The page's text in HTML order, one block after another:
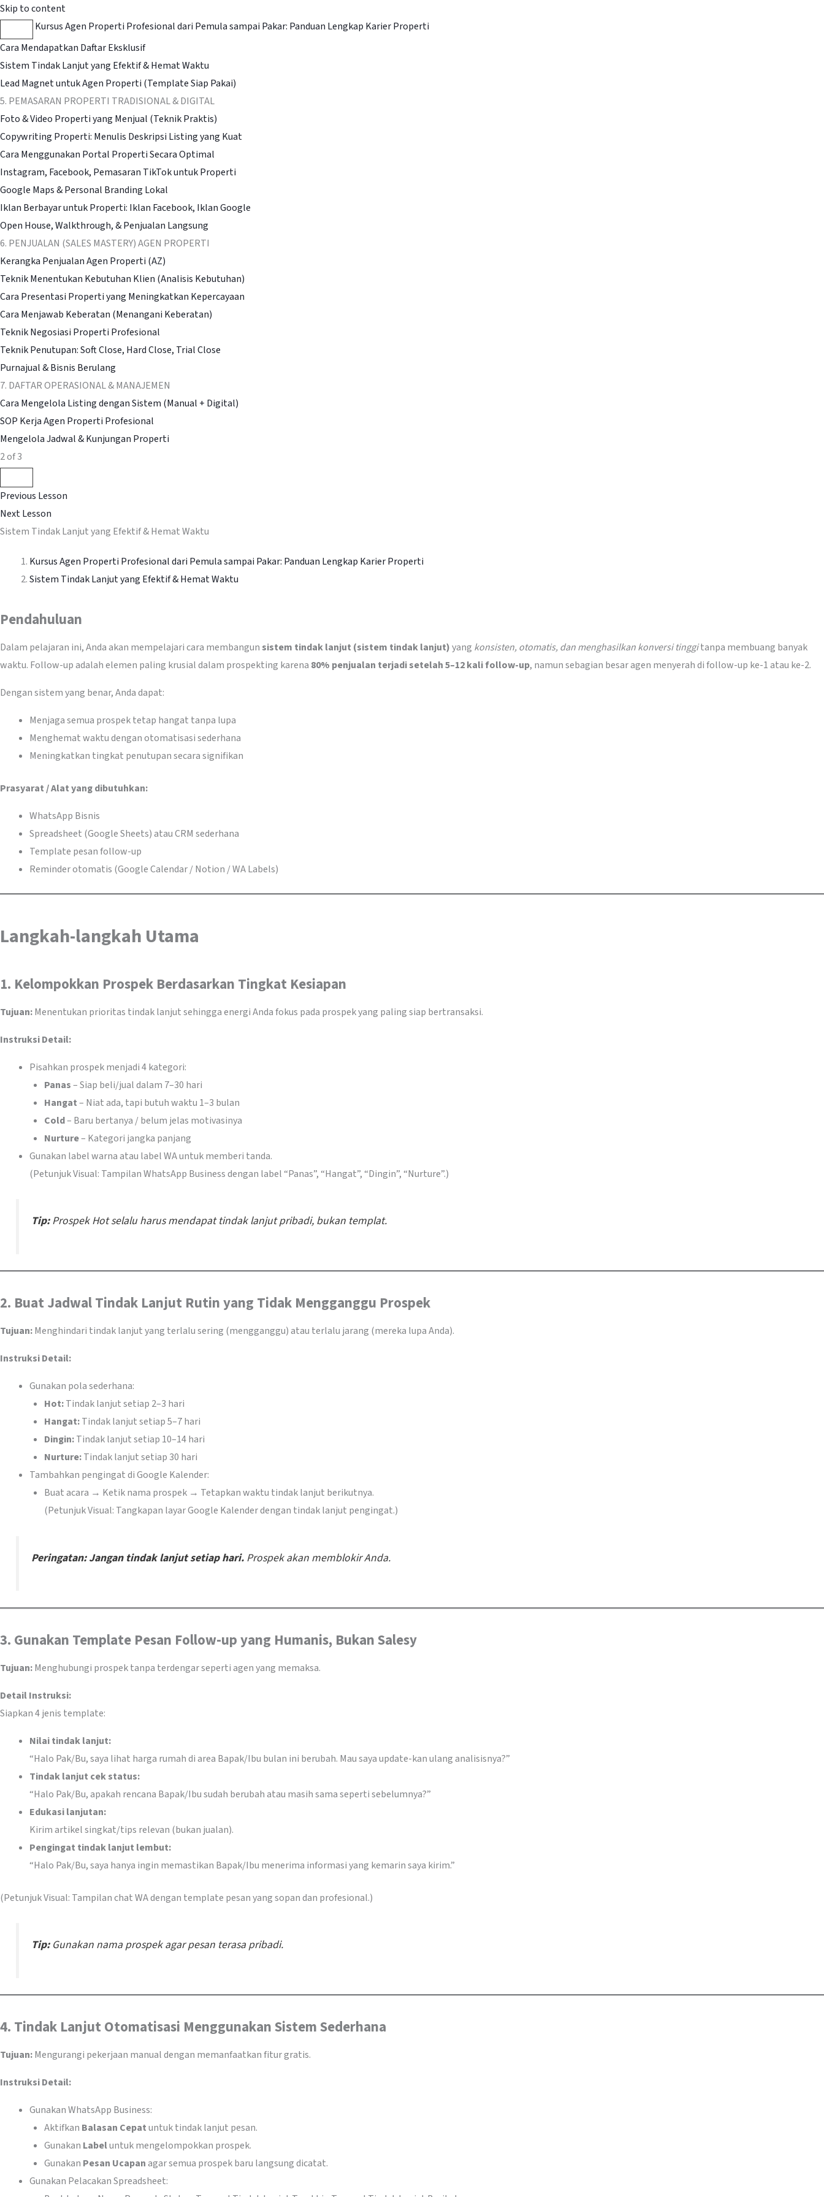
Skip to content
Kursus Agen Properti Profesional dari Pemula sampai Pakar: Panduan Lengkap Karier Properti
Cara Mendapatkan Daftar Eksklusif
Sistem Tindak Lanjut yang Efektif & Hemat Waktu
Lead Magnet untuk Agen Properti (Template Siap Pakai)
5. PEMASARAN PROPERTI TRADISIONAL & DIGITAL
Foto & Video Properti yang Menjual (Teknik Praktis)
Copywriting Properti: Menulis Deskripsi Listing yang Kuat
Cara Menggunakan Portal Properti Secara Optimal
Instagram, Facebook, Pemasaran TikTok untuk Properti
Google Maps & Personal Branding Lokal
Iklan Berbayar untuk Properti: Iklan Facebook, Iklan Google
Open House, Walkthrough, & Penjualan Langsung
6. PENJUALAN (SALES MASTERY) AGEN PROPERTI
Kerangka Penjualan Agen Properti (AZ)
Teknik Menentukan Kebutuhan Klien (Analisis Kebutuhan)
Cara Presentasi Properti yang Meningkatkan Kepercayaan
Cara Menjawab Keberatan (Menangani Keberatan)
Teknik Negosiasi Properti Profesional
Teknik Penutupan: Soft Close, Hard Close, Trial Close
Purnajual & Bisnis Berulang
7. DAFTAR OPERASIONAL & MANAJEMEN
Cara Mengelola Listing dengan Sistem (Manual + Digital)
SOP Kerja Agen Properti Profesional
Mengelola Jadwal & Kunjungan Properti
2 of 3
Previous Lesson
Next Lesson
Sistem Tindak Lanjut yang Efektif & Hemat Waktu
Kursus Agen Properti Profesional dari Pemula sampai Pakar: Panduan Lengkap Karier Properti
Sistem Tindak Lanjut yang Efektif & Hemat Waktu
Pendahuluan
Dalam pelajaran ini, Anda akan mempelajari cara membangun sistem tindak lanjut (sistem tindak lanjut)yang konsisten, otomatis, dan menghasilkan konversi tinggitanpa membuang banyak
waktu. Follow-up adalah elemen paling krusial dalam prospekting karena 80% penjualan terjadi setelah 5–12 kali follow-up, namun sebagian besar agen menyerah di follow-up ke-1 atau ke-2.
Dengan sistem yang benar, Anda dapat:
Menjaga semua prospek tetap hangat tanpa lupa
Menghemat waktu dengan otomatisasi sederhana
Meningkatkan tingkat penutupan secara signifikan
Prasyarat / Alat yang dibutuhkan:
WhatsApp Bisnis
Spreadsheet (Google Sheets) atau CRM sederhana
Template pesan follow-up
Reminder otomatis (Google Calendar / Notion / WA Labels)
Langkah-langkah Utama
1. Kelompokkan Prospek Berdasarkan Tingkat Kesiapan
Tujuan:Menentukan prioritas tindak lanjut sehingga energi Anda fokus pada prospek yang paling siap bertransaksi.
Instruksi Detail:
Pisahkan prospek menjadi 4 kategori:
Panas– Siap beli/jual dalam 7–30 hari
Hangat– Niat ada, tapi butuh waktu 1–3 bulan
Cold– Baru bertanya / belum jelas motivasinya
Nurture– Kategori jangka panjang
Gunakan label warna atau label WA untuk memberi tanda.
(Petunjuk Visual: Tampilan WhatsApp Business dengan label “Panas”, “Hangat”, “Dingin”, “Nurture”.)
Tip:Prospek Hot selalu harus mendapat tindak lanjut pribadi, bukan templat.
2. Buat Jadwal Tindak Lanjut Rutin yang Tidak Mengganggu Prospek
Tujuan:Menghindari tindak lanjut yang terlalu sering (mengganggu) atau terlalu jarang (mereka lupa Anda).
Instruksi Detail:
Gunakan pola sederhana:
Hot:Tindak lanjut setiap 2–3 hari
Hangat:Tindak lanjut setiap 5–7 hari
Dingin:Tindak lanjut setiap 10–14 hari
Nurture:Tindak lanjut setiap 30 hari
Tambahkan pengingat di Google Kalender:
Buat acara → Ketik nama prospek → Tetapkan waktu tindak lanjut berikutnya.
(Petunjuk Visual: Tangkapan layar Google Kalender dengan tindak lanjut pengingat.)
Peringatan:Jangan tindak lanjut setiap hari. Prospek akan memblokir Anda.
3. Gunakan Template Pesan Follow-up yang Humanis, Bukan Salesy
Tujuan:Menghubungi prospek tanpa terdengar seperti agen yang memaksa.
Detail Instruksi:
Siapkan 4 jenis template:
Nilai tindak lanjut:
“Halo Pak/Bu, saya lihat harga rumah di area Bapak/Ibu bulan ini berubah. Mau saya update-kan ulang analisisnya?”
Tindak lanjut cek status:
“Halo Pak/Bu, apakah rencana Bapak/Ibu sudah berubah atau masih sama seperti sebelumnya?”
Edukasi lanjutan:
Kirim artikel singkat/tips relevan (bukan jualan).
Pengingat tindak lanjut lembut:
“Halo Pak/Bu, saya hanya ingin memastikan Bapak/Ibu menerima informasi yang kemarin saya kirim.”
(Petunjuk Visual: Tampilan chat WA dengan template pesan yang sopan dan profesional.)
Tip: Gunakan nama prospek agar pesan terasa pribadi.
4. Tindak Lanjut Otomatisasi Menggunakan Sistem Sederhana
Tujuan:Mengurangi pekerjaan manual dengan memanfaatkan fitur gratis.
Instruksi Detail:
Gunakan WhatsApp Business:
Aktifkan Balasan Cepatuntuk tindak lanjut pesan.
Gunakan Labeluntuk mengelompokkan prospek.
Gunakan Pesan Ucapanagar semua prospek baru langsung dicatat.
Gunakan Pelacakan Spreadsheet: